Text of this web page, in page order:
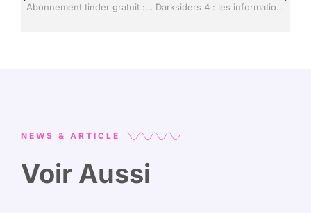
Abonnement tinder gratuit : les 5 astuces pour débloquer les avantages premium Darksiders 4 : les informations sur la date de sortie et le gameplay
NEWS & ARTICLE
Voir Aussi